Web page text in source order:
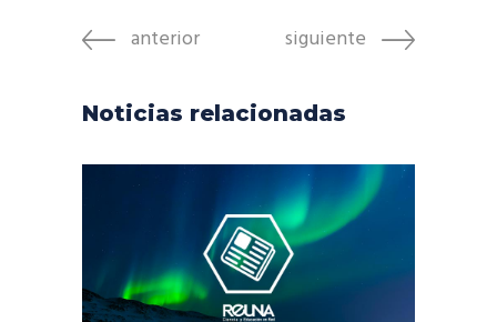
anterior siguiente
Noticias relacionadas